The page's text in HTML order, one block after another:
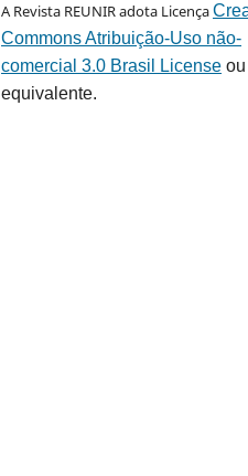
A Revista REUNIR adota Licença
Commons Atribuição-Uso não-
comercial 3.0 Brasil License
equivalente.